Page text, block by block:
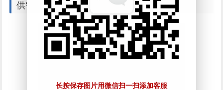
长按保存图片用微信扫一扫添加客服
供需因素